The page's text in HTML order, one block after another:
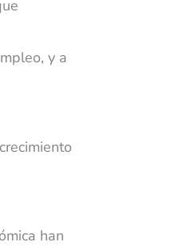
y a
han